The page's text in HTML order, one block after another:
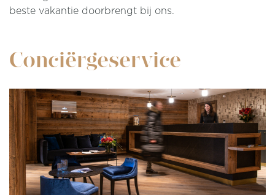
beste vakantie doorbrengt bij ons.
Conciërgeservice